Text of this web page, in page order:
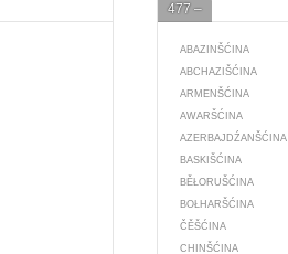
477 –
ABAZINŠĆINA
ABCHAZIŠĆINA
ARMENŠĆINA
AWARŠĆINA
AZERBAJDŹANŠĆINA
BASKIŠĆINA
BĚŁORUŠĆINA
BOŁHARŠĆINA
ČĚŠĆINA
CHINŠĆINA